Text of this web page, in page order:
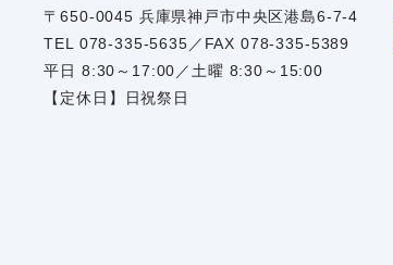
〒650-0045 兵庫県神戸市中央区港島6-7-4
TEL 078-335-5635／FAX 078-335-5389
平日 8:30～17:00／土曜 8:30～15:00
【定休日】日祝祭日